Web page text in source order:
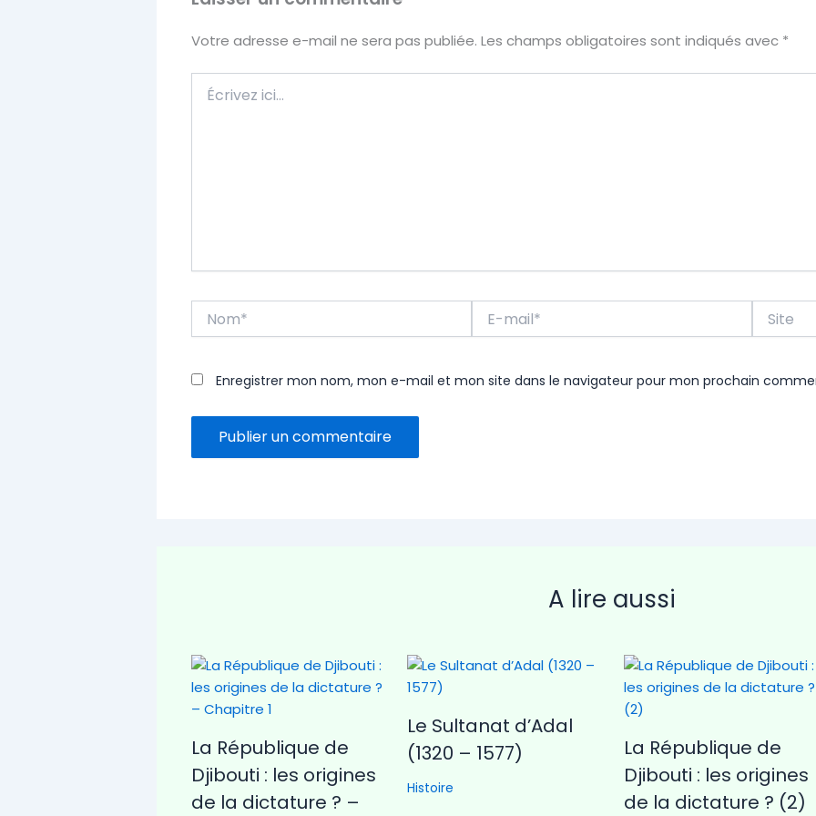
Votre adresse e-mail ne sera pas publiée. Les champs obligatoires sont indiqués avec *
ici…
mail*
Enregistrer mon nom, mon e-mail et mon site dans le navigateur pour mon prochain
A lire aussi
La République de
Djibouti : les origines
de la dictature ? –
Le Sultanat d’Adal
(1320 – 1577)
Histoire
La République de
Djibouti : les origines
de la dictature ? (2)